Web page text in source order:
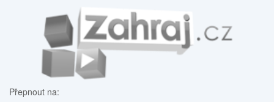
Přepnout na: